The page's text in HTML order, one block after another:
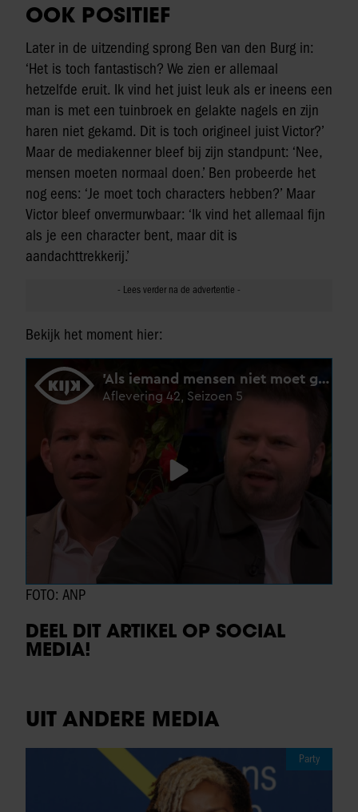
OOK POSITIEF
Later in de uitzending sprong Ben van den Burg in:
‘Het is toch fantastisch? We zien er allemaal
hetzelfde eruit. Ik vind het juist leuk als er ineens een
man is met een tuinbroek en gelakte nagels en zijn
haren niet gekamd. Dit is toch origineel juist Victor?’
Maar de mediakenner bleef bij zijn standpunt: ‘Nee,
mensen moeten normaal doen.’ Ben probeerde het
nog eens: ‘Je moet toch characters hebben?’ Maar
Victor bleef onvermurwbaar: ‘Ik vind het allemaal fijn
als je een character bent, maar dit is
aandachttrekkerij.’
Bekijk het moment hier:
FOTO: ANP
DEEL DIT ARTIKEL OP SOCIAL
MEDIA!
UIT ANDERE MEDIA
Party